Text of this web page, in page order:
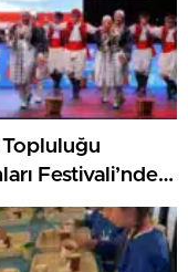
Topluluğu
Festivali’nde